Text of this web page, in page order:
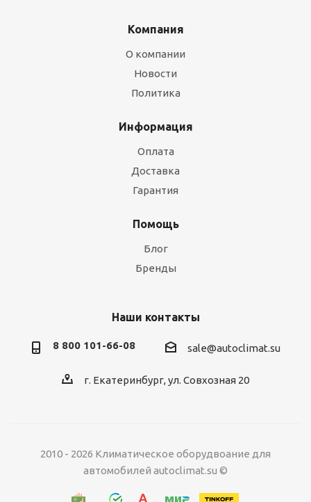
Компания
О компании
Новости
Политика
Информация
Оплата
Доставка
Гарантия
Помощь
Блог
Бренды
Наши контакты
8 800 101-66-08 sale@autoclimat.su
г. Екатеринбург, ул. Совхозная 20
2010 - 2026 Климатическое оборудвоание для
автомобилей autoclimat.su ©